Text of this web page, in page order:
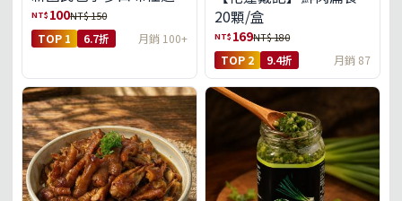
NT$ 100NT$ 150
TOP 1 6.7折 月銷 100+
20顆/盒
NT$ 169NT$ 180
TOP 2 9.4折 月銷 87